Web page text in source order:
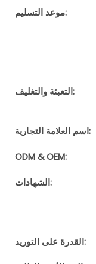
موعد التسليم:
التعبئة والتغليف:
اسم العلامة التجارية:
ODM & OEM:
الشهادات:
القدرة على التوريد: